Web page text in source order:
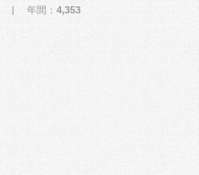
| 年間： 4,353